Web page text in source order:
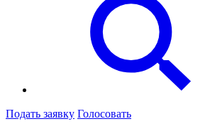
Подать заявку Голосовать